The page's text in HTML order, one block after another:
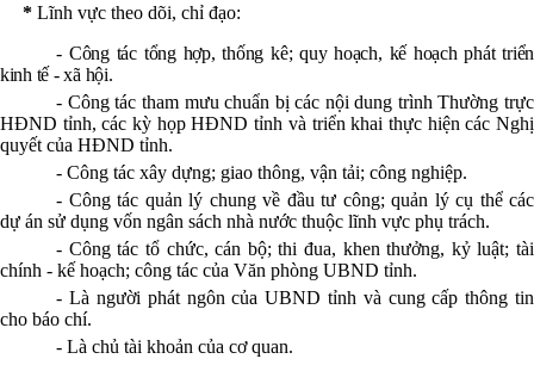
* Lĩnh vực theo dõi, chỉ đạo:
- Công tác tổng hợp, thống kê; quy hoạch, kế hoạch phát triển
kinh tế - xã hội.
- Công tác tham mưu chuẩn bị các nội dung trình Thường trực
HĐND tỉnh, các kỳ họp HĐND tỉnh và triển khai thực hiện các Nghị
quyết của HĐND tỉnh.
- Công tác xây dựng; giao thông, vận tải; công nghiệp.
- Công tác quản lý chung về đầu tư công; quản lý cụ thể các
dự án sử dụng vốn ngân sách nhà nước thuộc lĩnh vực phụ trách.
- Công tác tổ chức, cán bộ; thi đua, khen thưởng, kỷ luật; tài
chính - kế hoạch; công tác của Văn phòng UBND tỉnh.
- Là người phát ngôn của UBND tỉnh và cung cấp thông tin
cho báo chí.
- Là chủ tài khoản của cơ quan.